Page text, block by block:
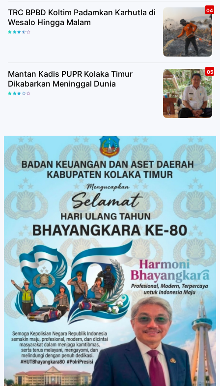
TRC BPBD Koltim Padamkan Karhutla di
Wesalo Hingga Malam
Mantan Kadis PUPR Kolaka Timur
Dikabarkan Meninggal Dunia